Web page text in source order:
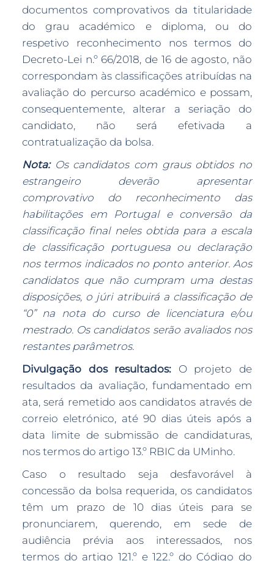
documentos comprovativos da titularidade
do grau académico e diploma, ou do
respetivo reconhecimento nos termos do
Decreto-Lei n.º 66/2018, de 16 de agosto, não
correspondam às classificações atribuídas na
avaliação do percurso académico e possam,
consequentemente, alterar a seriação do
candidato, não será efetivada a
contratualização da bolsa.
Nota:Os candidatos com graus obtidos no
estrangeiro deverão apresentar
comprovativo do reconhecimento das
habilitações em Portugal e conversão da
classificação final neles obtida para a escala
de classificação portuguesa ou declaração
nos termos indicados no ponto anterior. Aos
candidatos que não cumpram uma destas
disposições, o júri atribuirá a classificação de
“0” na nota do curso de licenciatura e/ou
mestrado. Os candidatos serão avaliados nos
restantes parâmetros.
Divulgação dos resultados: O projeto de
resultados da avaliação, fundamentado em
ata, será remetido aos candidatos através de
correio eletrónico, até 90 dias úteis após a
data limite de submissão de candidaturas,
nos termos do artigo 13.º RBIC da UMinho.
Caso o resultado seja desfavorável à
concessão da bolsa requerida, os candidatos
têm um prazo de 10 dias úteis para se
pronunciarem, querendo, em sede de
audiência prévia aos interessados, nos
termos do artigo 121.º e 122.º do Código do